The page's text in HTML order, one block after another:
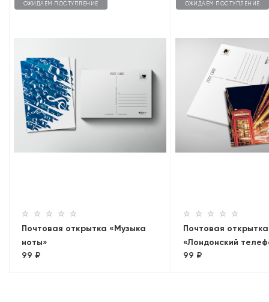
ОЖИДАЕМ ПОСТУПЛЕНИЕ
Почтовая открытка «Музыка
ноты»
99 ₽
ОЖИДАЕМ ПОСТУПЛЕНИЕ
Почтовая открытка
«Лондонский
99 ₽